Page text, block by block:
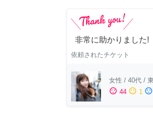
非常に助かりました!
依頼されたチケット
女性 / 40代 /
sentiment_satisfied 44 sentiment_neutral 1 sentiment_dissatisfied